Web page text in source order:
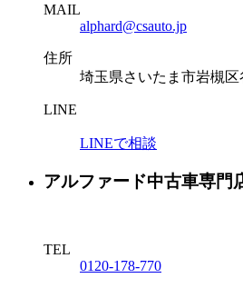
MAIL
alphard@csauto.jp
住所
埼玉県さいたま市岩槻区
LINE
LINEで相談
アルファード中古車専門
TEL
0120-178-770